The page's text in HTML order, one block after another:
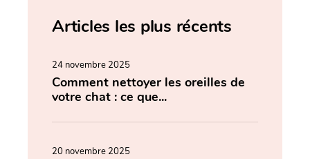
Articles les plus récents
24 novembre 2025
Comment nettoyer les oreilles de
votre chat : ce que...
20 novembre 2025